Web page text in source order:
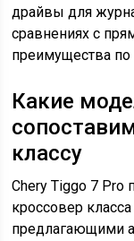
драйвы для
сравнениях с
преимущества
Какие
классу
Chery Tiggo 7 Pro
кроссовер
предлагающими